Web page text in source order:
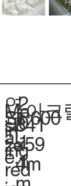
연
도
:
2
0
1
1
Ma
in
ing
red
Sc
al
e.
아크
1:600
si
ze
.
841
x59
4m